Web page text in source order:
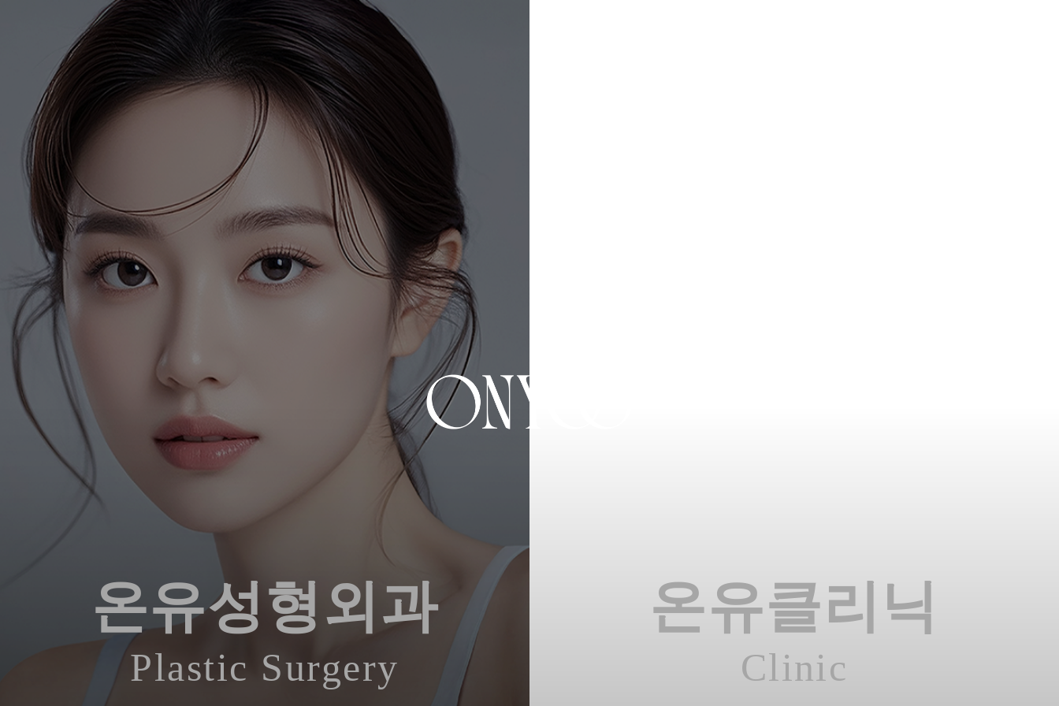
온유성형외과
Plastic Surgery
온유클리닉
Clinic